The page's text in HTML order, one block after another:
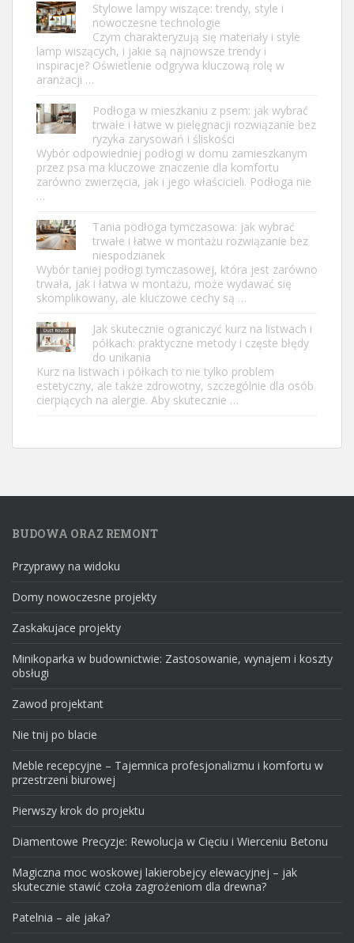
Stylowe lampy wiszące: trendy, style i
nowoczesne technologie
Czym charakteryzują się materiały i style
lamp wiszących, i jakie są najnowsze trendy i
inspiracje? Oświetlenie odgrywa kluczową rolę w
aranżacji …
Podłoga w mieszkaniu z psem: jak wybrać
trwałe i łatwe w pielęgnacji rozwiązanie bez
ryzyka zarysowań i śliskości
Wybór odpowiedniej podłogi w domu zamieszkanym
przez psa ma kluczowe znaczenie dla komfortu
zarówno zwierzęcia, jak i jego właścicieli. Podłoga nie
…
Tania podłoga tymczasowa: jak wybrać
trwałe i łatwe w montażu rozwiązanie bez
niespodzianek
Wybór taniej podłogi tymczasowej, która jest zarówno
trwała, jak i łatwa w montażu, może wydawać się
skomplikowany, ale kluczowe cechy są …
Jak skutecznie ograniczyć kurz na listwach i
półkach: praktyczne metody i częste błędy
do unikania
Kurz na listwach i półkach to nie tylko problem
estetyczny, ale także zdrowotny, szczególnie dla osób
cierpiących na alergie. Aby skutecznie …
BUDOWA ORAZ REMONT
Przyprawy na widoku
Domy nowoczesne projekty
Zaskakujace projekty
Minikoparka w budownictwie: Zastosowanie, wynajem i koszty
obsługi
Zawod projektant
Nie tnij po blacie
Meble recepcyjne – Tajemnica profesjonalizmu i komfortu w
przestrzeni biurowej
Pierwszy krok do projektu
Diamentowe Precyzje: Rewolucja w Cięciu i Wierceniu Betonu
Magiczna moc woskowej lakierobejcy elewacyjnej – jak
skutecznie stawić czoła zagrożeniom dla drewna?
Patelnia – ale jaka?